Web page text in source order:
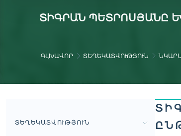
ՏԻԳՐԱՆ ՊԵՏՐՈՍՅԱՆԸ
ԳԼԽԱՎՈՐ ՏԵՂԵԿԱՏՎՈՒԹՅՈՒՆ
ՏԵՂԵԿԱՏՎՈՒԹՅՈՒՆ